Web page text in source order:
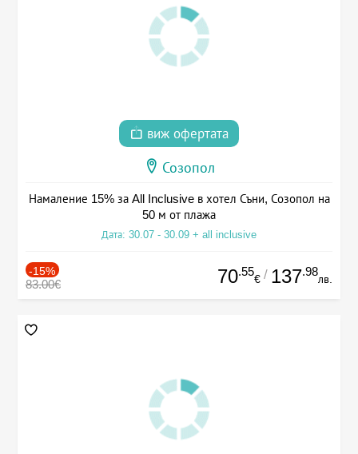
виж офертата
Созопол
Намаление 15% за All Inclusive в хотел Съни, Созопол на
50 м от плажа
Дата: 30.07 - 30.09 + all inclusive
-15%
83.00€ 70.55
€ / 137.98
лв.